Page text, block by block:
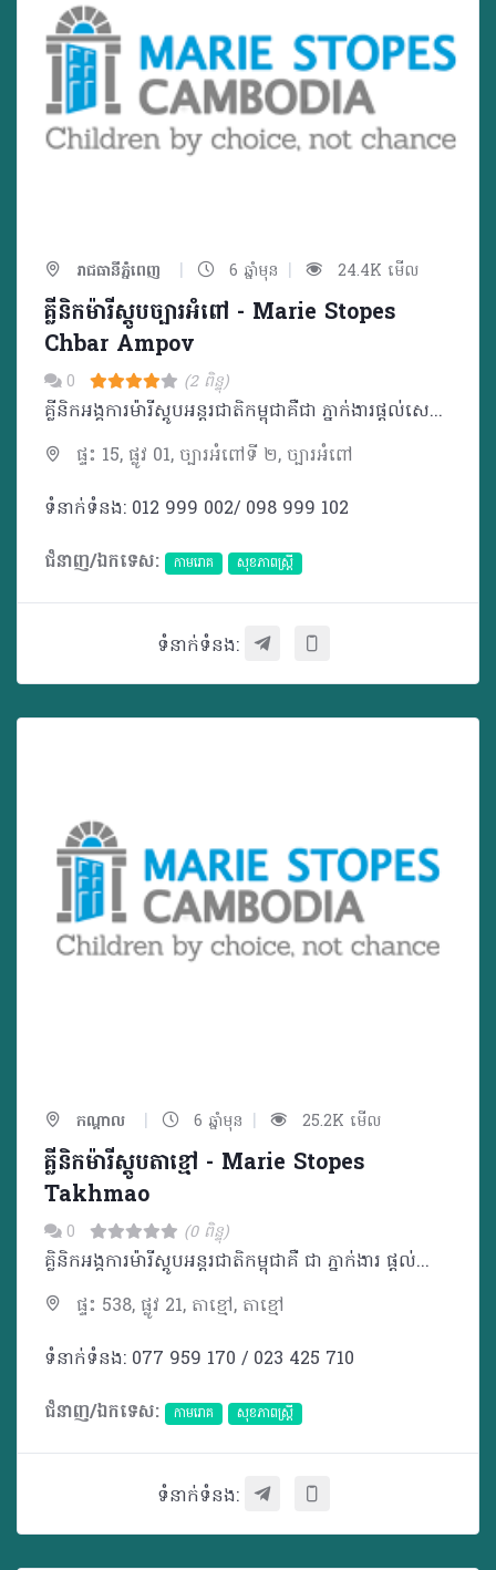
រាជធានីភ្នំពេញ | 6 ឆ្នាំមុន | 24.4K មើល
គ្លីនិកម៉ារីស្តូបច្បារអំពៅ - Marie Stopes
Chbar Ampov
0 (2 ពិន្ទុ)
គ្លីនិកអង្គការម៉ារីស្តូបអន្តរជាតិកម្ពុជាគឺជា ភ្នាក់ងារផ្តល់សេវាឈានមុខគេផ្នែករំលូតកូនដោយសុវត្ថិភាព ពន្យារកំណើត សុខភាពបន្តពូជ និងផ្លូវភេទ។
ផ្ទះ 15, ផ្លូវ 01, ច្បារអំពៅទី ២, ច្បារអំពៅ
ទំនាក់ទំនង: 012 999 002/ 098 999 102
ជំនាញ/ឯកទេស:
កាមរោគ សុខភាពស្រ្តី
ទំនាក់ទំនង:
កណ្ដាល | 6 ឆ្នាំមុន | 25.2K មើល
គ្លីនិកម៉ារីស្តូបតាខ្មៅ - Marie Stopes
Takhmao
0 (0 ពិន្ទុ)
គ្លិនិកអង្គការម៉ារីស្តូបអន្តរជាតិកម្ពុជាគឺ ជា ភ្នាក់ងារ ផ្តល់សេវាឈាន មុខ គេ ផ្នែក រំលូត កូនដោយសុវត្ថិភាព ពន្យារកំណើត សុខភាពបន្តពូជ និងផ្លូវភេទ។
ផ្ទះ 538, ផ្លូវ 21, តាខ្មៅ, តាខ្មៅ
ទំនាក់ទំនង: 077 959 170 / 023 425 710
ជំនាញ/ឯកទេស:
កាមរោគ សុខភាពស្រ្តី
ទំនាក់ទំនង: